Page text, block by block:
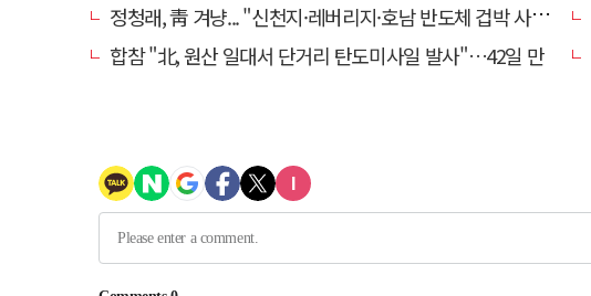
정청래, 靑 겨냥... "신천지·레버리지·호남 반도체 겁박 사과하라"
합참 "北, 원산 일대서 단거리 탄도미사일 발사"…42일 만